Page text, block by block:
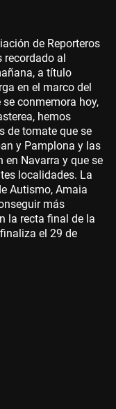
de Reporteros
recordado al
a título
en el marco del
conmemora hoy,
hemos
de tomate que se
y Pamplona y las
en Navarra y que se
localidades. La
Autismo, Amaia
más
la recta final de la
el 29 de